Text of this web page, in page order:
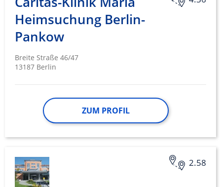
Heimsuchung Berlin-
Pankow
Breite Straße 46/47
13187 Berlin
ZUM PROFIL
2.58
Funktional
Werbung